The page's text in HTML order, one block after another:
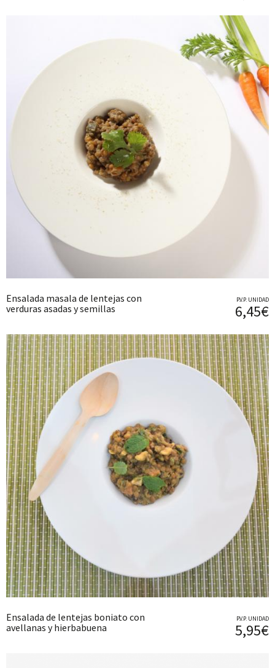
Ensalada masala de lentejas con
verduras asadas y semillas
P.V.P. UNIDAD
6,45€
Ensalada de lentejas boniato con
avellanas y hierbabuena
P.V.P. UNIDAD
5,95€